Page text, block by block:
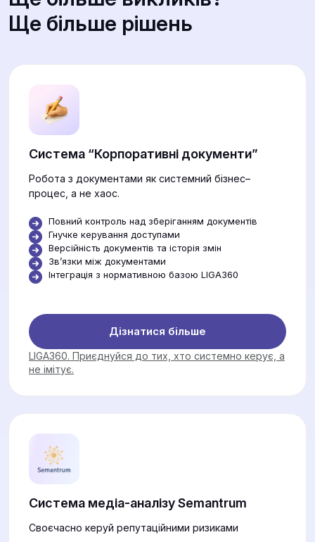
Ще більше рішень
Система “Корпоративні документи”
Робота з документами як системний бізнес–
процес, а не хаос.
Повний контроль над зберіганням документів
Гнучке керування доступами
Версійність документів та історія змін
Звʼязки між документами
Інтеграція з нормативною базою LIGA360
Дізнатися більше
LIGA360. Приєднуйся до тих, хто системно керує, а
не імітує.
Система медіа-аналізу Semantrum
Своєчасно керуй репутаційними ризиками